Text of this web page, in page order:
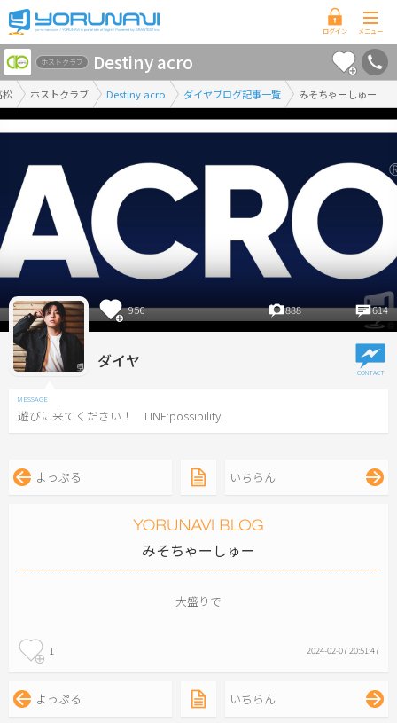
香
川
県
版
松 ホストクラブ Destiny acro ダイヤブログ記事一覧 みそちゃーしゅー
ホストクラブ Destiny acro
956 888 614
ダイヤ
遊びに来てください！ LINE:possibility.
よっぷる いちらん
みそちゃーしゅー
大盛りで
1 2024-02-07 20:51:47
よっぷる いちらん